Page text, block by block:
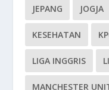
JEPANG JOGJA
KESEHATAN
LIGA INGGRIS
MANCHESTER